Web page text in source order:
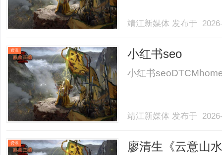
靖江新媒体 发布于
资讯 小红书seo
小红书
靖江新媒体 发布于
资讯 廖清生《云意山